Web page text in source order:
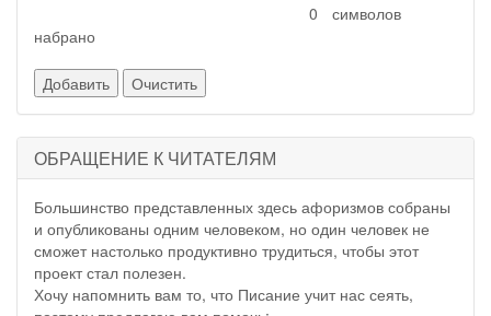
символов
набрано
ОБРАЩЕНИЕ К ЧИТАТЕЛЯМ
Большинство представленных здесь афоризмов собраны
и опубликованы одним человеком, но один человек не
сможет настолько продуктивно трудиться, чтобы этот
проект стал полезен.
Хочу напомнить вам то, что Писание учит нас сеять,